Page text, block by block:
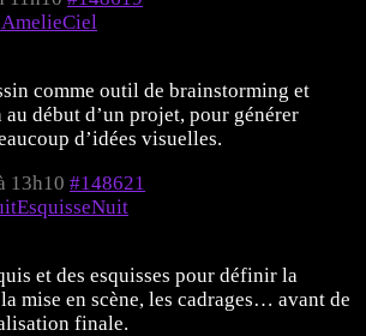
AmelieCiel
comme outil de brainstorming et
début d’un projet, pour générer
d’idées visuelles.
13h10 #148621
EsquisseNuit
et des esquisses pour définir la
mise en scène, les cadrages… avant de
finale.